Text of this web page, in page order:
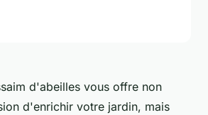
d'abeilles vous offre non
d'enrichir votre jardin, mais